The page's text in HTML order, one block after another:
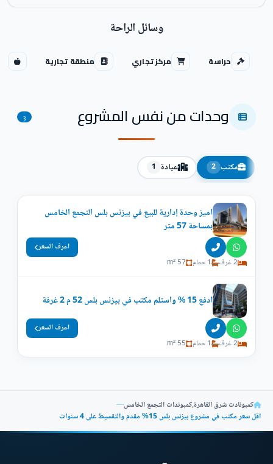
وسائل الراحة
حراسة مركز تجاري منطقة تجارية
وحدات من نفس المشروع 3
مكتب 2 عيادة 1
اميز وحدة إدارية للبيع في بيزنس بلس التجمع الخامس
بمساحة 57 متر
2 غرف 1 حمام 57 m²
اعرف السعر
ادفع 15 % واستلم مكتب في بيزنس بلس 52 م 2 غرفة
2 غرف 1 حمام 55 m²
اعرف السعر
كمبونادت شرق القاهرة,كمبوندات التجمع الخامس—
اقل سعر مكتب في مشروع بيزنس بلس 15% مقدم والتقسيط على 4 سنوات